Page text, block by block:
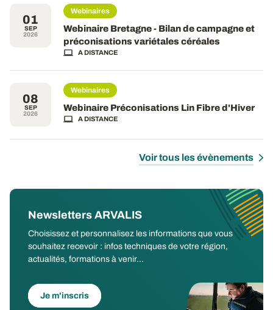
01
SEP
2026
Webinaires
Webinaire Bretagne - Bilan de campagne et
préconisations variétales céréales
A DISTANCE
08
SEP
2026
Webinaires
Webinaire Préconisations Lin Fibre d'Hiver
A DISTANCE
Voir tous les évènements
Newsletters ARVALIS
Choisissez et personnalisez les informations que vous
souhaitez recevoir : infos techniques de votre région,
actualités, formations à venir...
Je m'inscris